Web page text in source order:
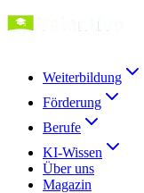
Weiterbildung
Förderung
Berufe
KI-Wissen
Über uns
Magazin